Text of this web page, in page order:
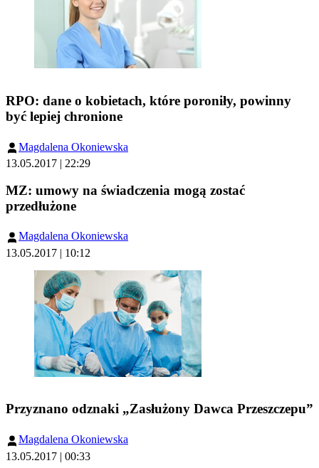
RPO: dane o kobietach, które poroniły, powinny
być lepiej chronione
Magdalena Okoniewska
13.05.2017 | 22:29
MZ: umowy na świadczenia mogą zostać
przedłużone
Magdalena Okoniewska
13.05.2017 | 10:12
Przyznano odznaki „Zasłużony Dawca Przeszczepu”
Magdalena Okoniewska
13.05.2017 | 00:33